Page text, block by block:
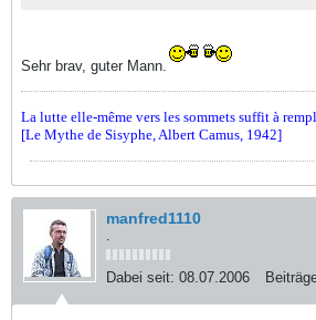
Sehr brav, guter Mann.
La lutte elle-même vers les sommets suffit à
[Le Mythe de Sisyphe, Albert Camus, 1942]
manfred1110
.
Dabei seit: 08.07.2006